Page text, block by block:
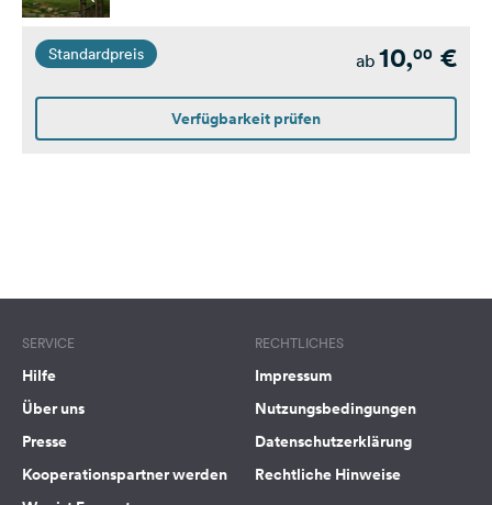
Standardpreis ab 10,00 €
Verfügbarkeit prüfen
SERVICE
Hilfe
Über uns
Presse
Kooperationspartner werden
RECHTLICHES
Impressum
Nutzungsbedingungen
Datenschutzerklärung
Rechtliche Hinweise